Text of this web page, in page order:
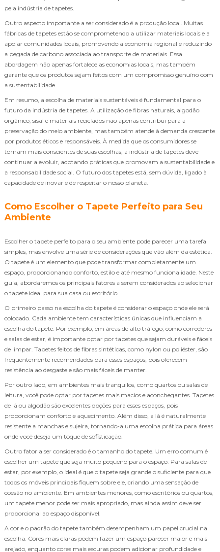
pela indústria de tapetes.
Outro aspecto importante a ser considerado é a produção local. Muitas
fábricas de tapetes estão se comprometendo a utilizar materiais locais e a
apoiar comunidades locais, promovendo a economia regional e reduzindo
a pegada de carbono associada ao transporte de materiais. Essa
abordagem não apenas fortalece as economias locais, mas também
garante que os produtos sejam feitos com um compromisso genuíno com
a sustentabilidade.
Em resumo, a escolha de materiais sustentáveis é fundamental para o
futuro da indústria de tapetes. A utilização de fibras naturais, algodão
orgânico, sisal e materiais reciclados não apenas contribui para a
preservação do meio ambiente, mas também atende à demanda crescente
por produtos éticos e responsáveis. À medida que os consumidores se
tornam mais conscientes de suas escolhas, a indústria de tapetes deve
continuar a evoluir, adotando práticas que promovam a sustentabilidade e
a responsabilidade social. O futuro dos tapetes está, sem dúvida, ligado à
capacidade de inovar e de respeitar o nosso planeta.
Como Escolher o Tapete Perfeito para Seu
Ambiente
Escolher o tapete perfeito para o seu ambiente pode parecer uma tarefa
simples, mas envolve uma série de considerações que vão além da estética.
O tapete é um elemento que pode transformar completamente um
espaço, proporcionando conforto, estilo e até mesmo funcionalidade. Neste
guia, abordaremos os principais fatores a serem considerados ao selecionar
o tapete ideal para sua casa ou escritório.
O primeiro passo na escolha do tapete é considerar o espaço onde ele será
colocado. Cada ambiente tem características únicas que influenciam a
escolha do tapete. Por exemplo, em áreas de alto tráfego, como corredores
e salas de estar, é importante optar por tapetes que sejam duráveis e fáceis
de limpar. Tapetes feitos de fibras sintéticas, como nylon ou poliéster, são
frequentemente recomendados para esses espaços, pois oferecem
resistência ao desgaste e são mais fáceis de manter.
Por outro lado, em ambientes mais tranquilos, como quartos ou salas de
leitura, você pode optar por tapetes mais macios e aconchegantes. Tapetes
de lã ou algodão são excelentes opções para esses espaços, pois
proporcionam conforto e aquecimento. Além disso, a lã é naturalmente
resistente a manchas e sujeira, tornando-a uma escolha prática para áreas
onde você deseja um toque de sofisticação.
Outro fator a ser considerado é o tamanho do tapete. Um erro comum é
escolher um tapete que seja muito pequeno para o espaço. Para salas de
estar, por exemplo, o ideal é que o tapete seja grande o suficiente para que
todos os móveis principais fiquem sobre ele, criando uma sensação de
coesão no ambiente. Em ambientes menores, como escritórios ou quartos,
um tapete menor pode ser mais apropriado, mas ainda assim deve ser
proporcional ao espaço disponível.
A cor e o padrão do tapete também desempenham um papel crucial na
escolha. Cores mais claras podem fazer um espaço parecer maior e mais
arejado, enquanto cores mais escuras podem adicionar profundidade e